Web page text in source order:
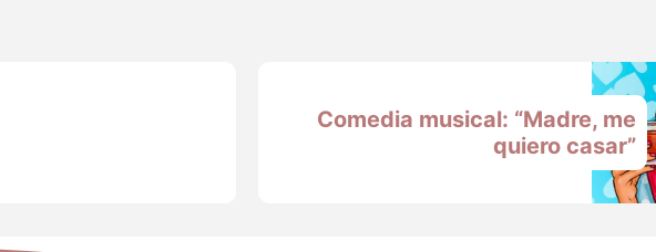
Comedia musical: “Madre, me
quiero casar”